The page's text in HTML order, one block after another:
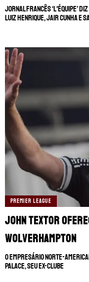
Jornal francês ‘L'Équipe’
Luiz Henrique, Jair Cunha e
PREMIER LEAGUE
John Textor
Wolverhampton
O empresário norte-
Palace, seu ex-clube